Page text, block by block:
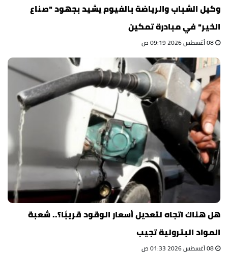
وكيل الشباب والرياضة بالفيوم يشيد بجهود "صناع
الخير" في مبادرة تمكين
هل هناك اتجاه لتعديل أسعار الوقود قريبًا؟.. شعبة
المواد البترولية تجيب